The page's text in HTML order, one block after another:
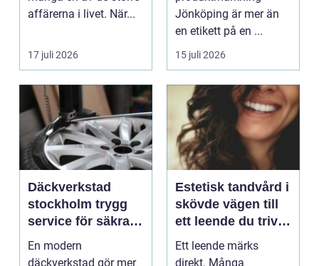
affärerna i livet. När...
17 juli 2026
Jönköping är mer än
en etikett på en ...
15 juli 2026
Däckverkstad
stockholm trygg
service för säkra
mil året runt
En modern
däckverkstad gör mer
Estetisk tandvård i
skövde vägen till
ett leende du trivs
med
Ett leende märks
direkt. Många